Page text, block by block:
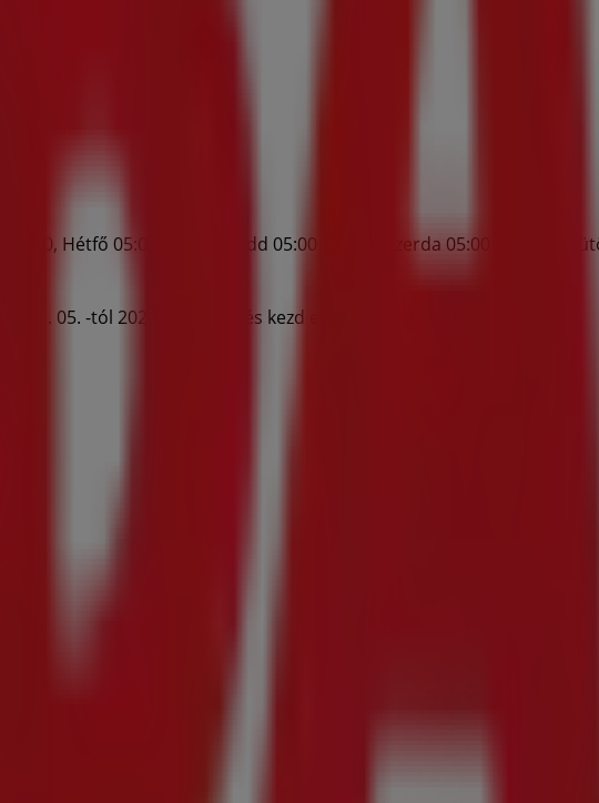
Hétfő 05:00 - 20:00, Kedd 05:00 - 20:00, Szerda 05:00 - 20:00,
08. 05. -tól 2026. 08. 31.-ig és kezd el a megtakarítást most!